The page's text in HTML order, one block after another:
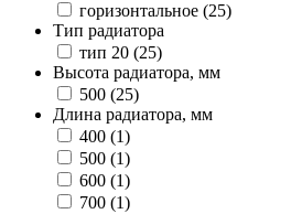
горизонтальное (25)
Тип радиатора
тип 20 (25)
Высота радиатора, мм
500 (25)
Длина радиатора, мм
400 (1)
500 (1)
600 (1)
700 (1)